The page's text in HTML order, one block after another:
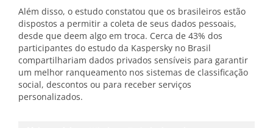
Além disso, o estudo constatou que os brasileiros estão
dispostos a permitir a coleta de seus dados pessoais,
desde que deem algo em troca. Cerca de 43% dos
participantes do estudo da Kaspersky no Brasil
compartilhariam dados privados sensíveis para garantir
um melhor ranqueamento nos sistemas de classificação
social, descontos ou para receber serviços
personalizados.